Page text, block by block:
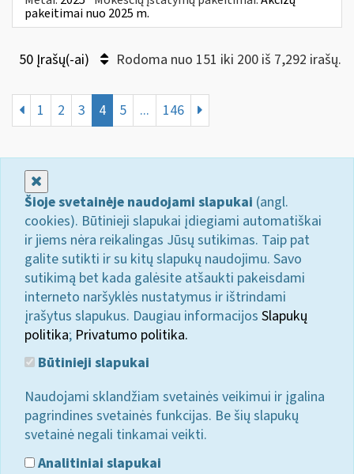
pakeitimai nuo 2025 m.
50 Įrašų(-ai) Rodoma nuo 151 iki 200 iš 7,292 irašų.
1 2 3 4 5 ... 146
Šioje svetainėje naudojami slapukai (angl.
cookies). Būtinieji slapukai įdiegiami automatiškai
ir jiems nėra reikalingas Jūsų sutikimas. Taip pat
galite sutikti ir su kitų slapukų naudojimu. Savo
sutikimą bet kada galėsite atšaukti pakeisdami
interneto naršyklės nustatymus ir ištrindami
įrašytus slapukus. Daugiau informacijos Slapukų
politika; Privatumo politika.
Būtinieji slapukai
Naudojami sklandžiam svetainės veikimui ir įgalina
pagrindines svetainės funkcijas. Be šių slapukų
svetainė negali tinkamai veikti.
Analitiniai slapukai